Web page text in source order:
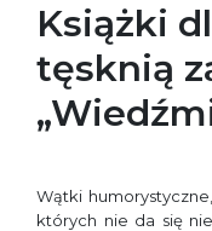
Książki
tęsknią
Wątki
których nie da się